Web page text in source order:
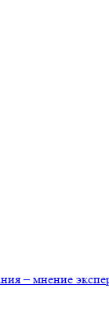
– мнение